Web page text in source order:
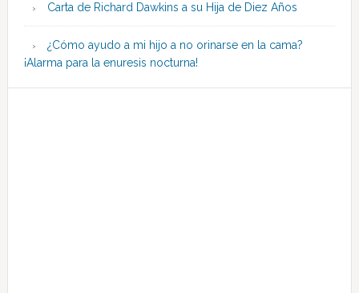
Carta de Richard Dawkins a su Hija de Diez Años
¿Cómo ayudo a mi hijo a no orinarse en la cama?
¡Alarma para la enuresis nocturna!